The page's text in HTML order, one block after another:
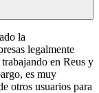
la
legalmente
en Reus y
es muy
otros usuarios para